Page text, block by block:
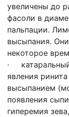
увеличены до
фасоли в
пальпации.
высыпания.
некоторое
·
явления
высыпанием
появления
гиперемия